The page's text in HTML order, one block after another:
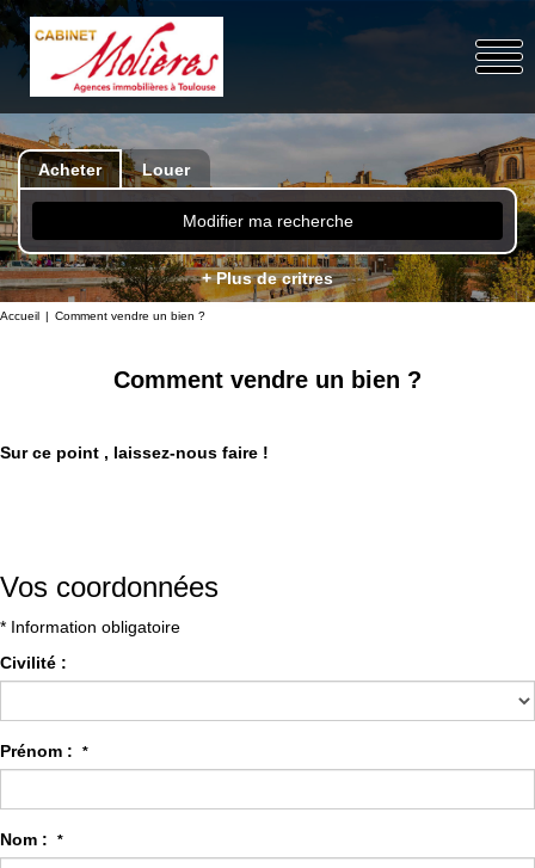
Acheter Louer
Modifier ma recherche
+ Plus de critres
Accueil Comment vendre un bien ?
Comment vendre un bien ?
Sur ce point , laissez-nous faire !
Vos coordonnées
* Information obligatoire
Civilité :
Prénom : *
Nom : *